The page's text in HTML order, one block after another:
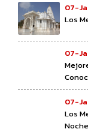
07-
Los
07-
07-
Los